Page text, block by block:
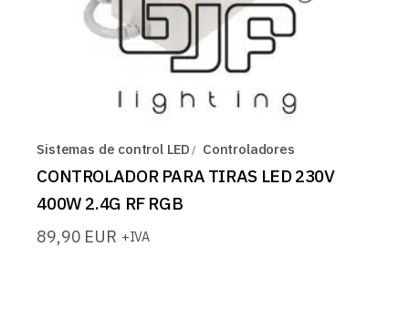
Sistemas de control LED Controladores
CONTROLADOR PARA TIRAS LED 230V
400W 2.4G RF RGB
89,90 EUR +IVA